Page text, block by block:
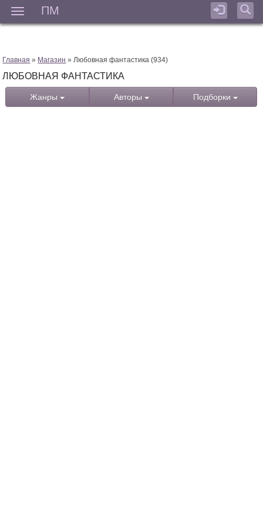
ПМ
Главная » Магазин » Любовная фантастика (934)
ЛЮБОВНАЯ ФАНТАСТИКА
Жанры Авторы Подборки